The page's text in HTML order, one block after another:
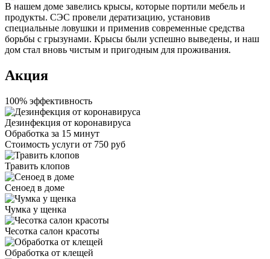
В нашем доме завелись крысы, которые портили мебель и
продукты. СЭС провели дератизацию, установив
специальные ловушки и применив современные средства
борьбы с грызунами. Крысы были успешно выведены, и наш
дом стал вновь чистым и пригодным для проживания.
Акция
100% эффективность
Дезинфекция от коронавируса
Обработка за 15 минут
Стоимость услуги от 750 руб
Травить клопов
Сеноед в доме
Чумка у щенка
Чесотка салон красоты
Обработка от клещей